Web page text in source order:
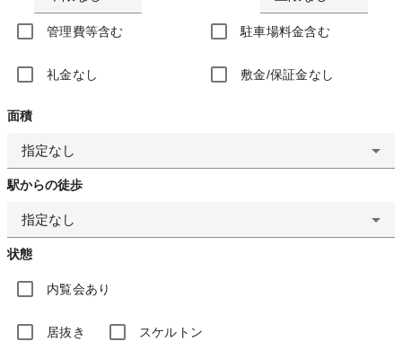
管理費等含む 駐車場料金含む
礼金なし 敷金/保証金なし
面積
指定なし
駅からの徒歩
指定なし
状態
内覧会あり
居抜き スケルトン